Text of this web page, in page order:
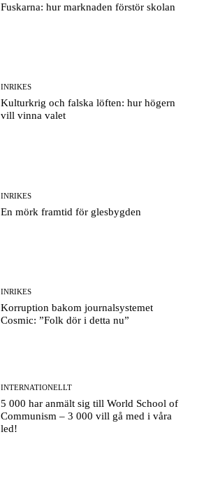
Fuskarna: hur marknaden förstör skolan
INRIKES
Kulturkrig och falska löften: hur högern
vill vinna valet
INRIKES
En mörk framtid för glesbygden
INRIKES
Korruption bakom journalsystemet
Cosmic: ”Folk dör i detta nu”
INTERNATIONELLT
5 000 har anmält sig till World School of
Communism – 3 000 vill gå med i våra
led!